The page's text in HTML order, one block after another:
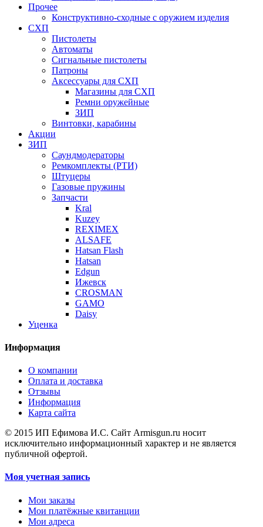
Прочее
Конструктивно-сходные с оружием изделия
СХП
Пистолеты
Автоматы
Сигнальные пистолеты
Патроны
Аксессуары для СХП
Магазины для СХП
Ремни оружейные
ЗИП
Винтовки, карабины
Акции
ЗИП
Саундмодераторы
Ремкомплекты (РТИ)
Штуцеры
Газовые пружины
Запчасти
Kral
Kuzey
REXIMEX
ALSAFE
Hatsan Flash
Hatsan
Edgun
Ижевск
CROSMAN
GAMO
Daisy
Уценка
Информация
О компании
Оплата и доставка
Отзывы
Информация
Карта сайта
© 2015 ИП Ефимова И.С. Сайт Armisgun.ru носит
исключительно информационный характер и не является
публичной офертой.
Моя учетная запись
Мои заказы
Мои платёжные квитанции
Мои адреса